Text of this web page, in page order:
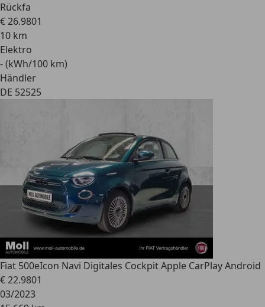
Rückfa
€ 26.9801
10 km
Elektro
- (kWh/100 km)
Händler
DE 52525
Fiat 500eIcon Navi Digitales Cockpit Apple CarPlay Android
€ 22.9801
03/2023